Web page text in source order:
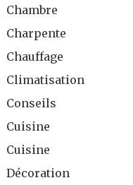
Chambre
Charpente
Chauffage
Climatisation
Conseils
Cuisine
Cuisine
Décoration